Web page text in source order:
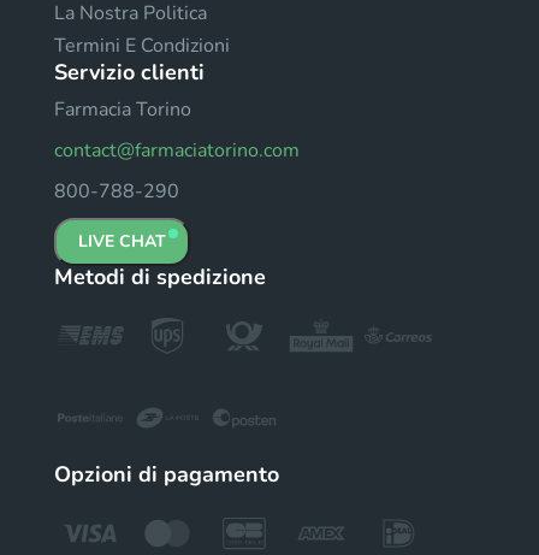
La Nostra Politica
Termini E Condizioni
Servizio clienti
Farmacia Torino
contact@farmaciatorino.com
800-788-290
LIVE CHAT
Metodi di spedizione
Opzioni di pagamento